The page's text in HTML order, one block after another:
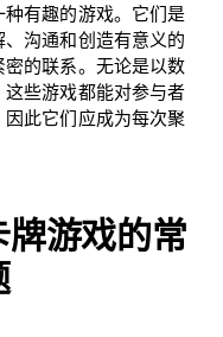
有趣的游戏。它们是
沟通和创造有意义的
的联系。无论是以数
些游戏都能对参与者
此它们应成为每次聚
游戏的常